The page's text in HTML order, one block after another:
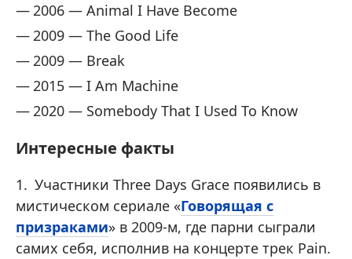
2006 — Animal I Have Become
2009 — The Good Life
2009 — Break
2015 — I Am Machine
2020 — Somebody That I Used To Know
Интересные факты
Участники Three Days Grace появились в
мистическом сериале «Говорящая с
призраками» в 2009-м, где парни сыграли
самих себя, исполнив на концерте трек Pain.